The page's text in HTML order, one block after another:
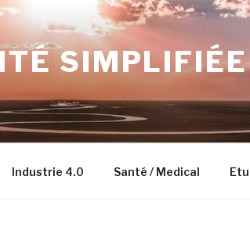
SIMPLIFIÉE
Industrie 4.0 Santé / Medical